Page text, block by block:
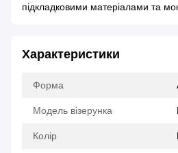
підкладковими матеріалами та
Характеристики
Форма
Модель візерунка
Колір